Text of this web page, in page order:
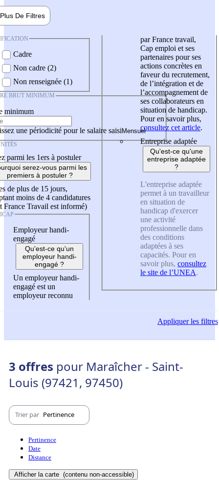
Plus De Filtres
Cadre
Non cadre (2)
Non renseignée (1)
BRUT MINIMUM
minimum
une périodicité pour le salaire saisi
parmi les 1ers à postuler
serez-vous parmi les
premiers à postuler ?
de plus de 15 jours,
moins de 4 candidatures
France Travail est informé)
Employeur handi-
engagé
Qu'est-ce qu'un
employeur handi-
engagé ?
Un employeur handi-
engagé est un
employeur reconnu
par France travail,
Cap emploi et ses
partenaires pour ses
actions concrètes en
faveur du recrutement,
de l’intégration et de
l’accompagnement de
ses collaborateurs en
situation de handicap.
Pour en savoir plus,
consultez cet article.
Entreprise adaptée
Qu'est-ce qu'une
entreprise adaptée
?
L'entreprise adaptée
permet à un travailleur
en situation de
handicap d'exercer
une activité
professionnelle dans
des conditions
adaptées à ses
capacités. Pour en
savoir plus, consultez
le site de l’UNEA.
Appliquerles filtres
3 offres pour Maraîcher - Saint-
Louis (97421, 97450)
Trier par Pertinence
Pertinence
Date
Distance
Afficher la carte (contenu non-accessible)